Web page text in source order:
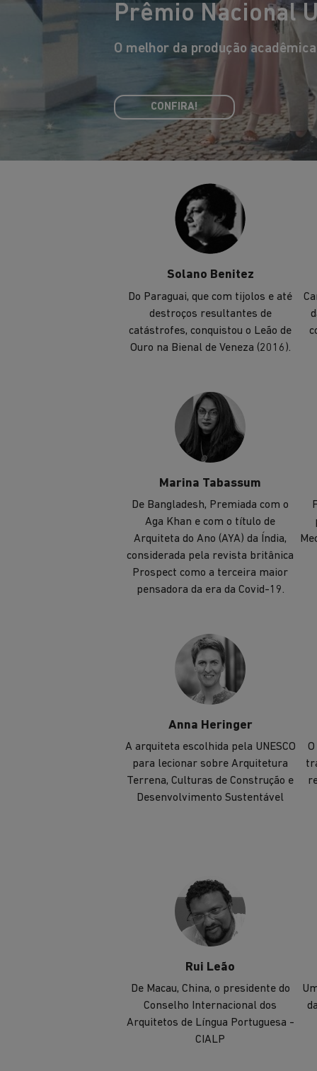
Prêmio Nacional
O melhor da produção
CONFIRA!
Eduardo Souto de Moura
O arquiteto português mais
premiado internacionalmente,
também vencedor do Prêmio
Pritzker (2011).
Solano Benitez
Do Paraguai, que com tijolos e até
destroços resultantes de
catástrofes, conquistou o Leão de
Ouro na Bienal de Veneza (2016).
Marina Tabassum
De Bangladesh, Premiada com o
Aga Khan e com o título de
Arquiteta do Ano (AYA) da Índia,
considerada pela revista britânica
Prospect como a terceira maior
pensadora da era da Covid-19.
Anna Heringer
A arquiteta escolhida pela UNESCO
para lecionar sobre Arquitetura
Terrena, Culturas de Construção e
Desenvolvimento Sustentável
Rui Leão
De Macau, China, o presidente do
Conselho Internacional dos
Arquitetos de Língua Portuguesa -
CIALP